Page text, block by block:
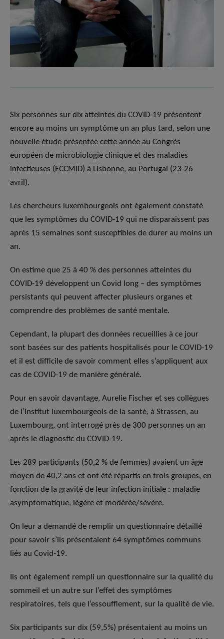
Six personnes sur dix atteintes du COVID-19 présentent
encore au moins un symptôme un an plus tard, selon une
nouvelle étude présentée cette année au Congrès
européen de microbiologie clinique et des maladies
infectieuses (ECCMID) à Lisbonne, au Portugal (23-26
avril).
Les chercheurs luxembourgeois ont également constaté
que les symptômes du COVID-19 qui ne disparaissent pas
après 15 semaines sont susceptibles de durer au moins un
an.
On estime que 25 à 40 % des personnes atteintes du
COVID-19 développent un Covid long – des symptômes
persistants qui peuvent affecter plusieurs organes et
comprendre des problèmes de santé mentale.
Cependant, la plupart des données recueillies à ce jour
sont basées sur des patients hospitalisés pour le COVID-19
et il est difficile de savoir comment elles s’appliquent aux
cas de COVID-19 de manière généralé.
Pour en savoir davantage, Aurelie Fischer et ses collègues
de l’Institut luxembourgeois de la santé, à Strassen, au
Luxembourg, ont interrogé près de 300 personnes un an
après le diagnostic du COVID-19.
Les 289 participants (50,2 % de femmes) avaient un âge
moyen de 40,2 ans et ont été répartis en trois groupes, en
fonction de la gravité de leur infection initiale : maladie
asymptomatique, légère et modérée/sévère.
On leur a demandé de remplir un questionnaire détaillé
pour savoir s’ils présentaient 64 symptômes communs
liés au Covid-19.
Ils ont également rempli un questionnaire sur la qualité du
sommeil et un autre sur l’effet des symptômes
respiratoires, tels que l’essoufflement, sur la qualité de vie.
Six participants sur dix (59,5%) présentaient au moins un